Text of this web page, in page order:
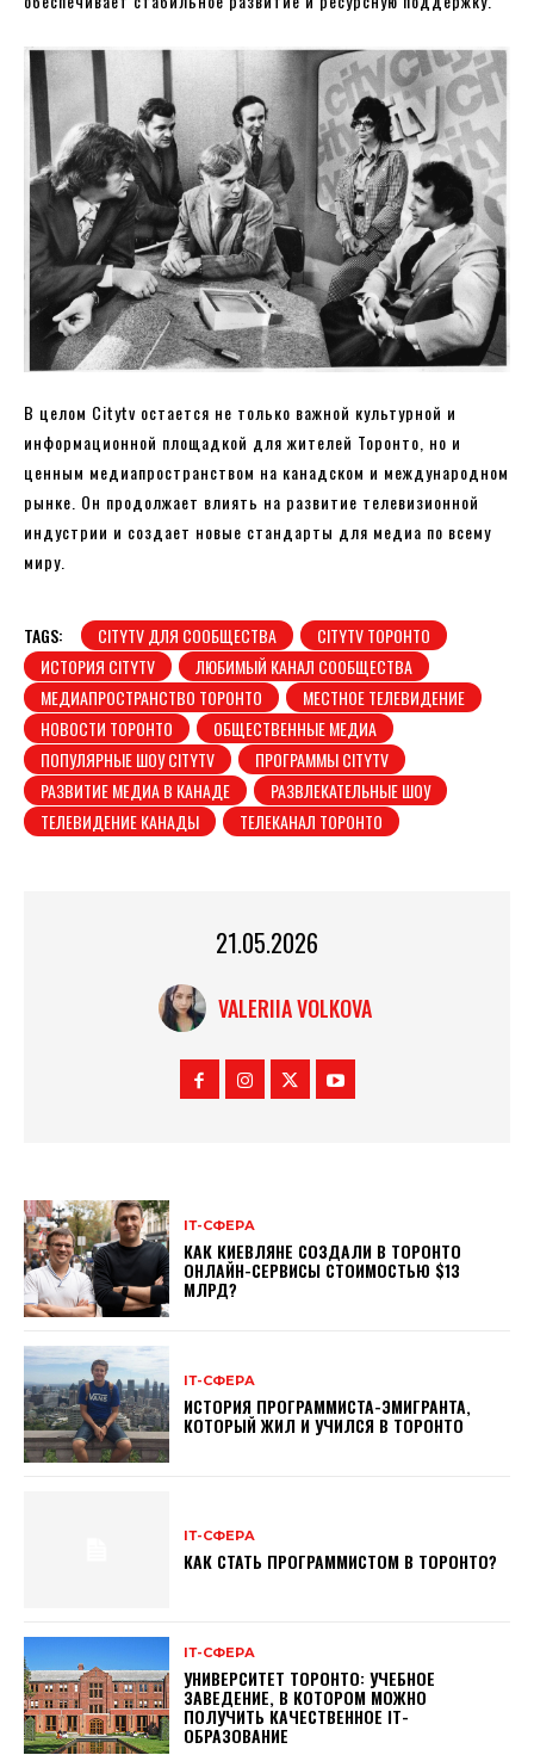
В целом Citytv остается не только важной культурной и
информационной площадкой для жителей Торонто, но и
ценным медиапространством на канадском и международном
рынке. Он продолжает влиять на развитие телевизионной
индустрии и создает новые стандарты для медиа по всему
миру.
TAGS: CITYTV ДЛЯ СООБЩЕСТВА
CITYTV ТОРОНТО
ИСТОРИЯ CITYTV
ЛЮБИМЫЙ КАНАЛ СООБЩЕСТВА
МЕДИАПРОСТРАНСТВО ТОРОНТО
МЕСТНОЕ ТЕЛЕВИДЕНИЕ
НОВОСТИ ТОРОНТО
ОБЩЕСТВЕННЫЕ МЕДИА
ПОПУЛЯРНЫЕ ШОУ CITYTV
ПРОГРАММЫ CITYTV
РАЗВИТИЕ МЕДИА В КАНАДЕ
РАЗВЛЕКАТЕЛЬНЫЕ ШОУ
ТЕЛЕВИДЕНИЕ КАНАДЫ
ТЕЛЕКАНАЛ ТОРОНТО
21.05.2026
VALERIIA VOLKOVA
ІТ-СФЕРА
КАК КИЕВЛЯНЕ СОЗДАЛИ В ТОРОНТО
ОНЛАЙН-СЕРВИСЫ СТОИМОСТЬЮ $13
МЛРД?
ІТ-СФЕРА
ИСТОРИЯ ПРОГРАММИСТА-ЭМИГРАНТА,
КОТОРЫЙ ЖИЛ И УЧИЛСЯ В ТОРОНТО
ІТ-СФЕРА
КАК СТАТЬ ПРОГРАММИСТОМ В ТОРОНТО?
ІТ-СФЕРА
УНИВЕРСИТЕТ ТОРОНТО: УЧЕБНОЕ
ЗАВЕДЕНИЕ, В КОТОРОМ МОЖНО
ПОЛУЧИТЬ КАЧЕСТВЕННОЕ ІТ-
ОБРАЗОВАНИЕ